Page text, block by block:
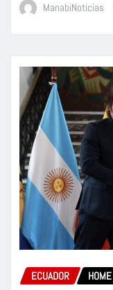
ManabiNoticias
ECUADOR HOME